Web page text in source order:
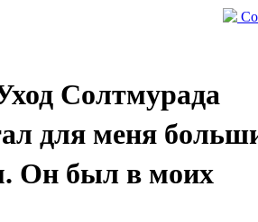
Солтмурада
для меня
Он был в моих